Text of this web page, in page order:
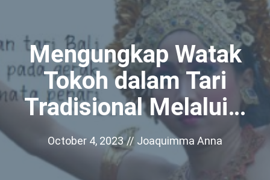
Mengungkap Watak
Tokoh dalam Tari
Tradisional Melalui…
October 4, 2023 // Joaquimma Anna